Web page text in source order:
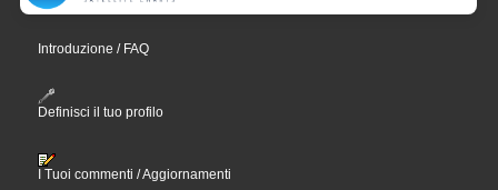
Introduzione / FAQ
Definisci il tuo profilo
I Tuoi commenti / Aggiornamenti